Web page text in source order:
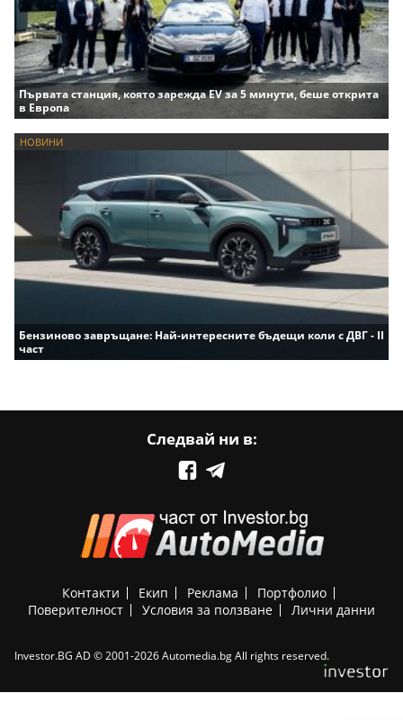
Първата станция, която зарежда EV за 5 минути, беше открита
в Европа
НОВИНИ
Бензиново завръщане: Най-интересните бъдещи коли с ДВГ - II
част
Следвай ни в:
Контакти Екип Реклама
Портфолио
Поверителност
Условия за ползване Лични данни
Investor.BG AD © 2001-2026 Automedia.bg All rights reserved.